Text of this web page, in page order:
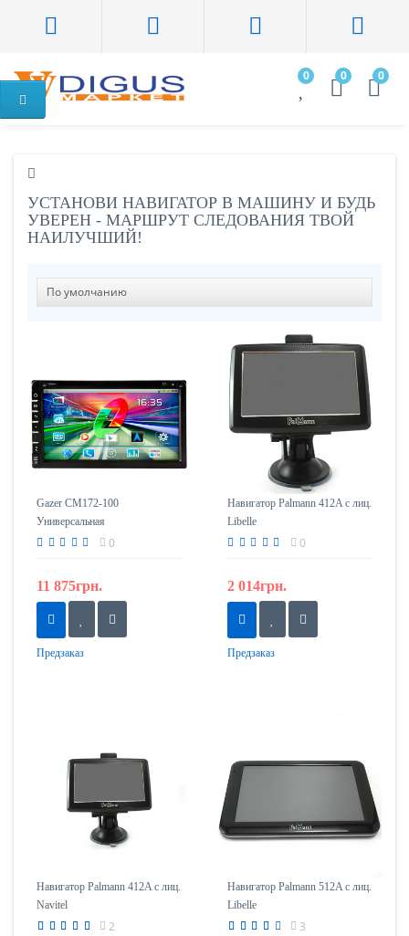
0 0 0
УСТАНОВИ НАВИГАТОР В МАШИНУ И БУДЬ
УВЕРЕН - МАРШРУТ СЛЕДОВАНИЯ ТВОЙ
НАИЛУЧШИЙ!
Gazer CM172-100
Универсальная
мультимедийная система для
0
11 875грн.
Предзаказ
Навигатор Palmann 412A с лиц.
Libelle
0
2 014грн.
Предзаказ
Навигатор Palmann 412A с лиц.
Navitel
2
Навигатор Palmann 512A с лиц.
Libelle
3